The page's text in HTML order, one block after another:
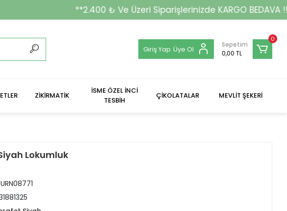
**2.400 ₺ Ve Üzeri Siparişlerinizde KARGO BEDAVA !!!**
Giriş Yap Üye Ol
0
Sepetim
0,00 TL
ZİKİRMATİK
İSME ÖZEL İNCİ
TESBİH
ÇİKOLATALAR MEVLİT ŞEKERİ
Lokumluk
URN08771